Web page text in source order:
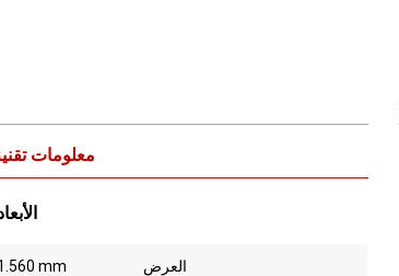
معلومات
mm العرض